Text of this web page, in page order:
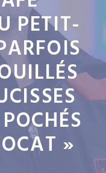
PETIT-
»